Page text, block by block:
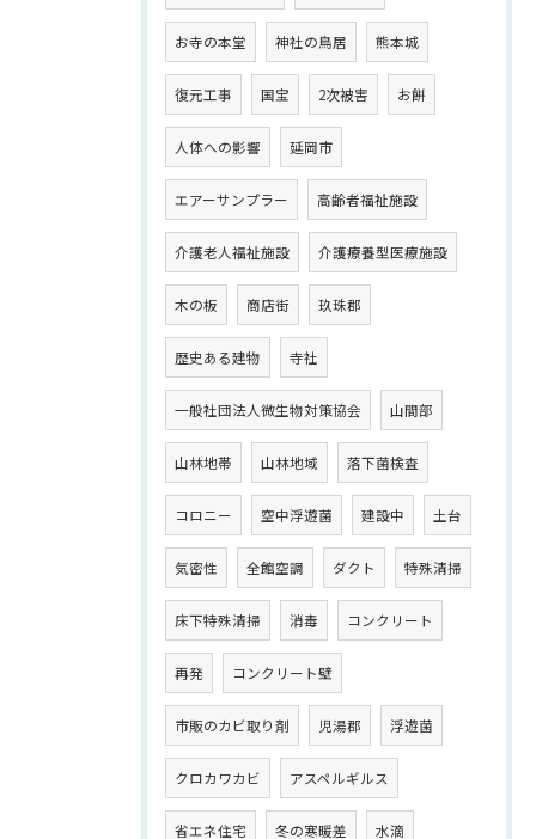
お寺の本堂 神社の鳥居 熊本城
復元工事 国宝 2次被害 お餅
人体への影響 延岡市
エアーサンプラー 高齢者福祉施設
介護老人福祉施設 介護療養型医療施設
木の板 商店街 玖珠郡
歴史ある建物 寺社
一般社団法人微生物対策協会 山間部
山林地帯 山林地域 落下菌検査
コロニー 空中浮遊菌 建設中 土台
気密性 全館空調 ダクト 特殊清掃
床下特殊清掃 消毒 コンクリート
再発 コンクリート壁
市販のカビ取り剤 児湯郡 浮遊菌
クロカワカビ アスペルギルス
省エネ住宅 冬の寒暖差 水滴